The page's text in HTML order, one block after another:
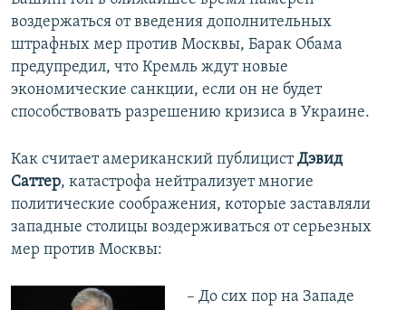
воздержаться от введения дополнительных
штрафных мер против Москвы, Барак Обама
предупредил, что Кремль ждут новые
экономические санкции, если он не будет
способствовать разрешению кризиса в Украине.
Как считает американский публицистДэвид
Саттер, катастрофа нейтрализует многие
политические соображения, которые заставляли
западные столицы воздерживаться от серьезных
мер против Москвы:
– До сих пор на Западе